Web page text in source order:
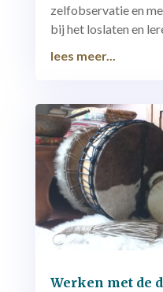
zelfobservatie en
bij het loslaten en
lees meer...
Werken met de